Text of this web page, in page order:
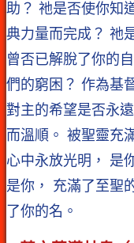
助？ 祂是否使你
典力量而完成？ 祂
曾否已解脫了你的
們的窮困？ 作為
對主的希望是否永
而溫順。 被聖靈
心中永放光明， 是
是你， 充滿了至聖
了你的名。